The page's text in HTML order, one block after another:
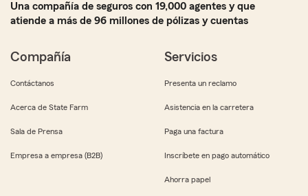
Una compañía de seguros con 19,000 agentes y que
atiende a más de 96 millones de pólizas y cuentas
Compañía
Contáctanos
Acerca de State Farm
Sala de Prensa
Empresa a empresa (B2B)
Servicios
Presenta un reclamo
Asistencia en la carretera
Paga una factura
Inscríbete en pago automático
Ahorra papel